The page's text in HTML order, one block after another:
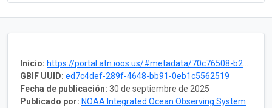
Inicio: https://portal.atn.ioos.us/#metadata/70c76508-b252-4c3d-9f27-e4cba9300537/project
GBIF UUID: ed7c4def-289f-4648-bb91-0eb1c5562519
Fecha de publicación: 30 de septiembre de 2025
Publicado por: NOAA Integrated Ocean Observing System